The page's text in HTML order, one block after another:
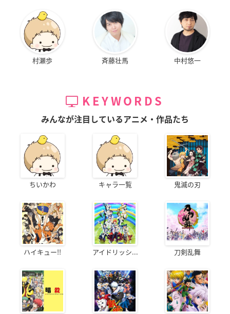
村瀬歩 斉藤壮馬 中村悠一
KEYWORDS
みんなが注目しているアニメ・作品たち
ちいかわ キャラ一覧 鬼滅の刃
ハイキュー!! アイドリッシ... 刀剣乱舞